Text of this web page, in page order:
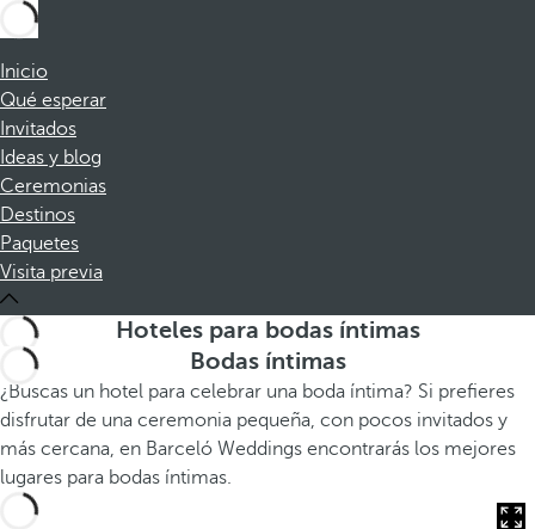
Inicio
Qué esperar
Invitados
Ideas y blog
Ceremonias
Destinos
Paquetes
Visita previa
Hoteles para bodas íntimas
Bodas íntimas
¿Buscas un hotel para celebrar una boda íntima? Si prefieres
disfrutar de una ceremonia pequeña, con pocos invitados y
más cercana, en Barceló Weddings encontrarás los mejores
lugares para bodas íntimas.